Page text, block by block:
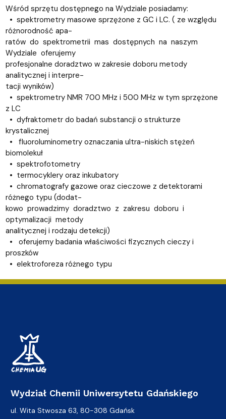
Wśród sprzętu dostępnego na Wydziale posiadamy:
• spektrometry masowe sprzężone z GC i LC. ( ze względu
różnorodność apa-
ratów do spektrometrii mas dostępnych na naszym
Wydziale oferujemy
profesjonalne doradztwo w zakresie doboru metody
analitycznej i interpre-
tacji wyników)
• spektrometry NMR 700 MHz i 500 MHz w tym sprzężone
z LC
• dyfraktometr do badań substancji o strukturze
krystalicznej
• fluoroluminometry oznaczania ultra-niskich stężeń
biomolekuł
• spektrofotometry
• termocyklery oraz inkubatory
• chromatografy gazowe oraz cieczowe z detektorami
różnego typu (dodat-
kowo prowadzimy doradztwo z zakresu doboru i
optymalizacji metody
analitycznej i rodzaju detekcji)
• oferujemy badania właściwości fizycznych cieczy i
proszków
• elektroforeza różnego typu
Wydział Chemii Uniwersytetu Gdańskiego
ul. Wita Stwosza 63, 80-308 Gdańsk